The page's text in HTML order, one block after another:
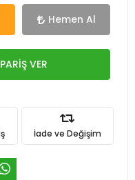
Hemen Al
VER
İade ve Değişim